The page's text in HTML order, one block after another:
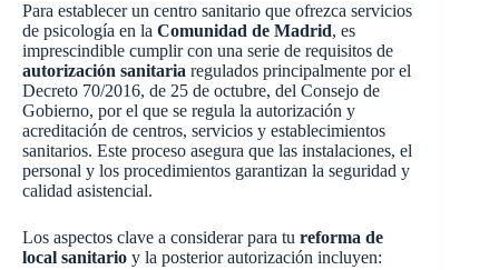
Para establecer un centro sanitario que ofrezca servicios
de psicología en la Comunidad de Madrid, es
imprescindible cumplir con una serie de requisitos de
autorización sanitaria regulados principalmente por el
Decreto 70/2016, de 25 de octubre, del Consejo de
Gobierno, por el que se regula la autorización y
acreditación de centros, servicios y establecimientos
sanitarios. Este proceso asegura que las instalaciones, el
personal y los procedimientos garantizan la seguridad y
calidad asistencial.
Los aspectos clave a considerar para tu reforma de
local sanitario y la posterior autorización incluyen: